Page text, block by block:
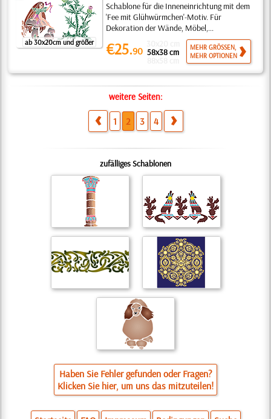
ab 30x20cm und größer
Schablone für die Inneneinrichtung mit dem
'Fee mit Glühwürmchen'-Motiv. Für
Dekoration der Wände, Möbel,...
€25.90 58x38 cm
MEHR GRÖSSEN,
MEHR OPTIONEN
weitere Seiten:
1 2 3 4
zufälliges Schablonen
Haben Sie Fehler gefunden oder Fragen?
Klicken Sie hier, um uns das mitzuteilen!